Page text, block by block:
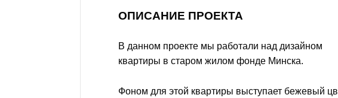
ОПИСАНИЕ ПРОЕКТА
В данном проекте мы работали над дизайном
квартиры в старом жилом фонде Минска.
Фоном для этой квартиры выступает бежевый